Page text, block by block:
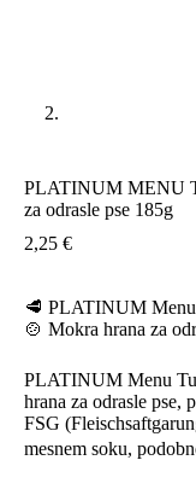
PLATINUM MENU
za odrasle pse 185g
2,25 €
🥩 PLATINUM
🍲 Mokra hrana za
PLATINUM Menu
hrana za odrasle pse,
FSG
mesnem soku,